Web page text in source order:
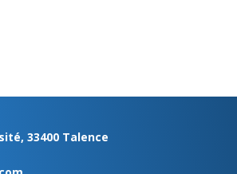
33400 Talence